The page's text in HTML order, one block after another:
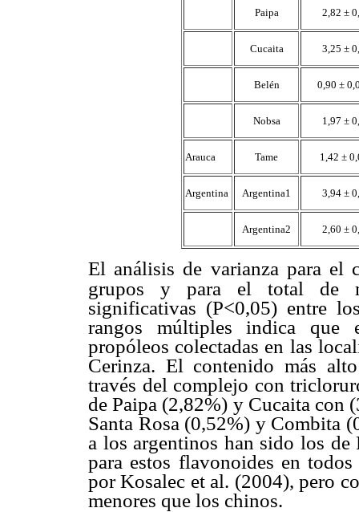
Paipa 2,82 ±
Cucaita 3,25 ±
Belén 0,90 ±
Nobsa 1,97 ±
Arauca Tame 1,42 ±
Argentina Argentina1 3,94 ±
Argentina2 2,60 ±
El análisis de varianza para el
grupos y para el total de
significativas (P<0,05) entre
rangos múltiples indica que
propóleos colectadas en las
Cerinza. El contenido más
través del complejo con
de Paipa (2,82%) y Cucaita con
Santa Rosa (0,52%) y Combita
a los argentinos han sido los
para estos flavonoides en
por Kosalec et al. (2004), pero
menores que los chinos.